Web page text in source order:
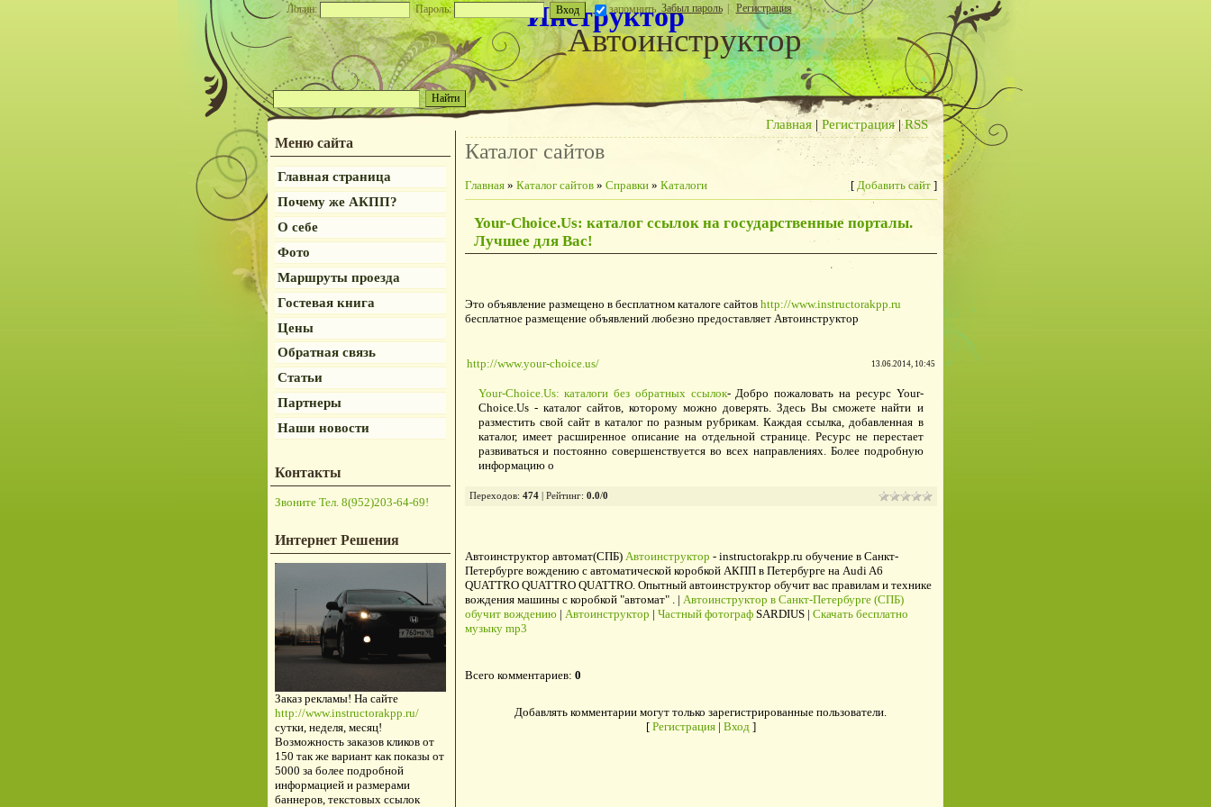
Логин: Пароль: запомнить Забыл пароль | Регистрация
Автоинструктор
Инструктор
Главная| Регистрация|RSS
Меню сайта
Главная страница
Почему же АКПП?
О себе
Фото
Маршруты проезда
Гостевая книга
Цены
Обратная связь
Статьи
Партнеры
Наши новости
Контакты
Звоните Тел. 8(952)203-64-69!
Интернет Решения
Заказ рекламы! На сайте
http://www.instructorakpp.ru/
сутки, неделя, месяц!
Возможность заказов кликов от
150 так же вариант как показы от
5000 за более подробной
информацией и размерами
баннеров, текстовых ссылок
Каталог сайтов
Главная» Каталог сайтов» Справки» Каталоги [ Добавить сайт]
Your-Choice.Us: каталог ссылок на государственные порталы.
Лучшее для Вас!
Это объявление размещено в бесплатном каталоге сайтов http://www.instructorakpp.ru
бесплатное размещение объявлений любезно предоставляет Автоинструктор
http://www.your-choice.us/ 13.06.2014, 10:45
Your-Choice.Us: каталоги без обратных ссылок- Добро пожаловать на ресурс Your-
Choice.Us - каталог сайтов, которому можно доверять. Здесь Вы сможете найти и
разместить свой сайт в каталог по разным рубрикам. Каждая ссылка, добавленная в
каталог, имеет расширенное описание на отдельной странице. Ресурс не перестает
развиваться и постоянно совершенствуется во всех направлениях. Более подробную
информацию о
Переходов: 474| Рейтинг: 0.0/0
Автоинструктор автомат(СПБ) Автоинструктор - instructorakpp.ru обучение в Санкт-
Петербурге вождению с автоматической коробкой АКПП в Петербурге на Audi A6
QUATTRO QUATTRO QUATTRO. Опытный автоинструктор обучит вас правилам и технике
вождения машины с коробкой "автомат" . | Автоинструктор в Санкт-Петербурге (СПБ)
обучит вождению| Автоинструктор | Частный фотографSARDIUS | Скачать бесплатно
музыку mp3
Всего комментариев: 0
Добавлять комментарии могут только зарегистрированные пользователи.
[ Регистрация| Вход]